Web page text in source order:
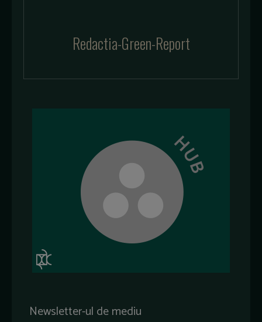
Redactia-Green-Report
Newsletter-ul de mediu